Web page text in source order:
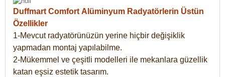
Duffmart Comfort Alüminyum Radyatörlerin Üstün
Özellikler
1-Mevcut radyatörünüzün yerine hiçbir değişiklik
yapmadan montaj yapılabilme.
2-Mükemmel ve çeşitli modelleri ile mekanlara güzellik
katan eşsiz estetik tasarım.